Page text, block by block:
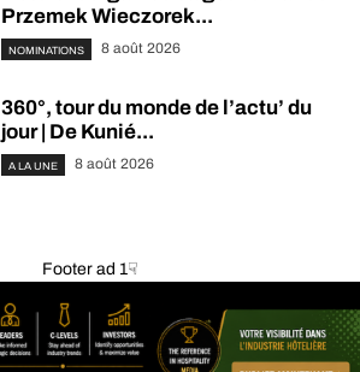
Przemek Wieczorek...
NOMINATIONS 8 août 2026
360°, tour du monde de l’actu’ du
jour | De Kunié...
A LA UNE 8 août 2026
Footer ad 1☟